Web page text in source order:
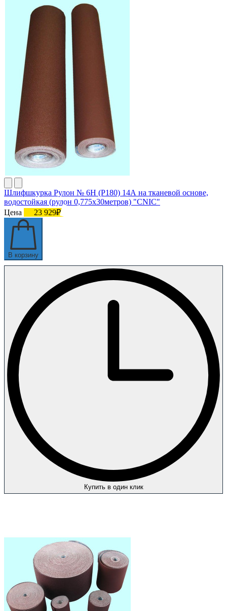
Шлифшкурка Рулон № 6Н (P180) 14А на тканевой основе,
водостойкая (рулон 0,775х30метров) "CNIC"
Цена
23 929₽
В корзину
Купить в один клик